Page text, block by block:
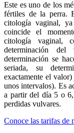
Este es uno de los
fértiles de la perra.
citología vaginal,
coincide el
citología vaginal,
determinación
determinación se
seriada, su
exactamente el
unos intervalos). Es
a partir del día 5 o 6,
perdidas vulvares.
Conoce las tarifas de